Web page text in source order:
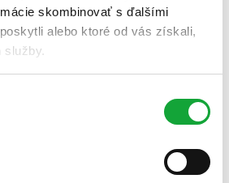
skombinovať s ďalšími
alebo ktoré od vás získali,
služby.